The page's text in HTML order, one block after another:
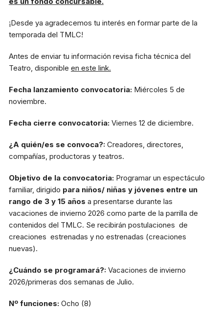
¡Desde ya agradecemos tu interés en formar parte de la
temporada del TMLC!
Antes de enviar tu información revisa ficha técnica del
Teatro, disponible en este link.
Fecha lanzamiento convocatoria:Miércoles 5 de
noviembre.
Fecha cierre convocatoria:Viernes 12 de diciembre.
¿A quién/es se convoca?:Creadores, directores,
compañías, productoras y teatros.
Objetivo de la convocatoria: Programar un espectáculo
familiar, dirigido para niños/ niñas y jóvenes entre un
rango de 3 y 15 años a presentarse durante las
vacaciones de invierno 2026 como parte de la parrilla de
contenidos del TMLC. Se recibirán postulaciones de
creaciones estrenadas y no estrenadas (creaciones
nuevas).
¿Cuándo se programará?:Vacaciones de invierno
2026/primeras dos semanas de Julio.
Nº funciones:Ocho (8)